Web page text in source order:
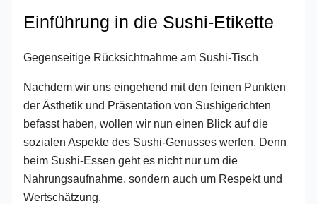
Einführung in die Sushi-Etikette
Gegenseitige Rücksichtnahme am Sushi-Tisch
Nachdem wir uns eingehend mit den feinen Punkten
der Ästhetik und Präsentation von Sushigerichten
befasst haben, wollen wir nun einen Blick auf die
sozialen Aspekte des Sushi-Genusses werfen. Denn
beim Sushi-Essen geht es nicht nur um die
Nahrungsaufnahme, sondern auch um Respekt und
Wertschätzung.